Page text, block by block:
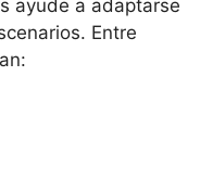
ayude a adaptarse
Entre​